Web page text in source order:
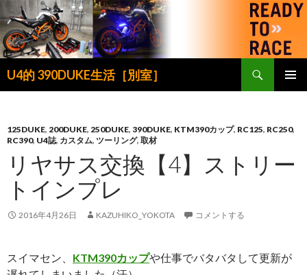
U4的 390DUKE生活［別室］
索
ン
ツ
へ
ス
ッ
プ
125DUKE, 200DUKE, 250DUKE, 390DUKE, KTM390カップ, RC125, RC250,
RC390, U4誌, カスタム, ツーリング, 取材
リヤサス交換【4】ストリー
トインプレ
2016年4月26日 KAZUHIKO_YOKOTA コメントする
スイマセン、 KTM390カップや仕事でバタバタして更新が